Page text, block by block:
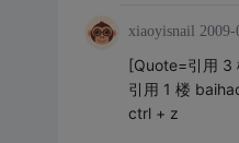
xiaoyisnail 2009-
[Quote=引用 3
引用 1 楼
ctrl + z